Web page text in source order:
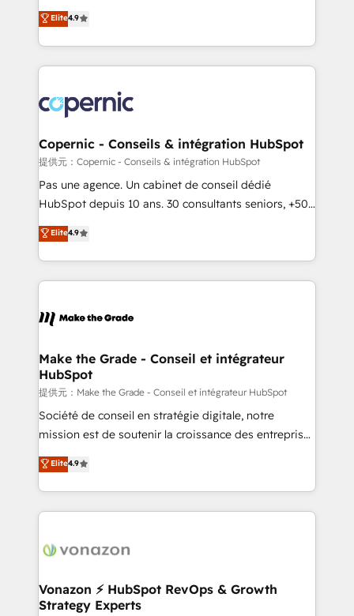
growth • Create content and videos that attract
buyers • Use AI to scale smarter Our coaching-led
lasts. So if you're ready to become the most trusted
voice in your market, let’s talk.
businesses. We go beyond implementation, shaping
the strategy, processes, and teams that turn
HubSpot into a genuine growth engine. Named
HubSpot's Global Partner of the Year in 2024,
worldwide, and with over 15 years in the ecosystem,
Huble has built a track record that speaks for itself.
One company, one operating model, delivering
across offices and consulting teams in the UK, USA,
Canada, Germany, France, Belgium, Singapore, and
South Africa. Certified compliant with ISO/IEC
international offices and 175+ employees.
Elite4.9
Copernic - Conseils & intégration HubSpot
提供元：Copernic - Conseils & intégration HubSpot
Pas une agence. Un cabinet de conseil dédié
HubSpot depuis 10 ans. 30 consultants seniors, +500
clients, un ROI mesurable. Notre mission : faire de
HubSpot un vrai levier de performance pour votre
organisation. Cela passe par la compréhension de
vos processus, la fiabilisation de vos données et
la plateforme. Nos domaines d'intervention : -
& reprise de données - Stratégie RevOps &
alignement Marketing / Sales - Data, reporting &
tableaux de bord - Onboarding, audit &
optimisation - Intégrations métiers (ERP, téléphonie,
e-commerce) - Formation & accompagnement au
et grandes entreprises en France et à l'international,
dans des secteurs variés : SaaS, immobilier,
Elite4.9
Make the Grade - Conseil et intégrateur
HubSpot
提供元：Make the Grade - Conseil et intégrateur HubSpot
Société de conseil en stratégie digitale, notre
mission est de soutenir la croissance des entreprises
B2B à travers l’acquisition de nouveaux clients,
l'intégration CRM et le développement des revenus
auprès de vos comptes existants. En France et à
l'international, nous travaillons avec des ETI
delà d’une simple transformation digitale et des
➤ L’intégration de CRM et de méthodologie RevOps
pour aligner les équipes marketing, commerciales et
Elite4.9
Vonazon ⚡ HubSpot RevOps & Growth
Strategy Experts